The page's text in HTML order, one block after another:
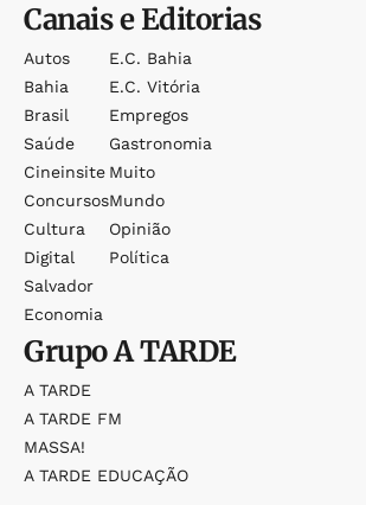
Canais e Editorias
Autos
Bahia
Brasil
Saúde
Cineinsite
Concursos
Cultura
Digital
Salvador
Economia
E.c. Bahia
E.c. Vitória
Empregos
Gastronomia
Muito
Mundo
Opinião
Política
GrupoA TARDE
A TARDE
A TARDE FM
MASSA!
A TARDE EDUCAÇÃO